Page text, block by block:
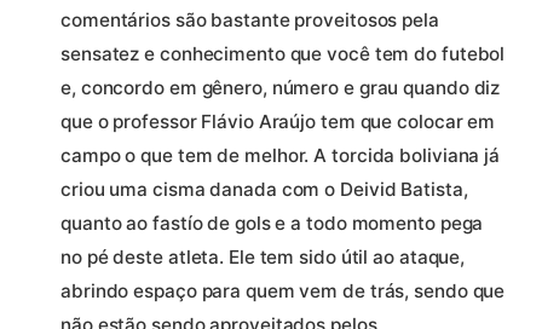
comentários são bastante proveitosos pela
sensatez e conhecimento que você tem do futebol
e, concordo em gênero, número e grau quando diz
que o professor Flávio Araújo tem que colocar em
campo o que tem de melhor. A torcida boliviana já
criou uma cisma danada com o Deivid Batista,
quanto ao fastío de gols e a todo momento pega
no pé deste atleta. Ele tem sido útil ao ataque,
abrindo espaço para quem vem de trás, sendo que